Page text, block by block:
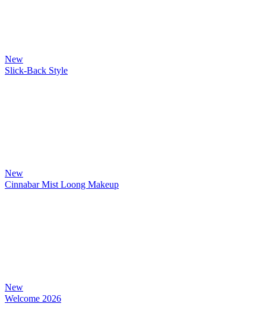
New
Slick-Back Style
New
Cinnabar Mist Loong Makeup
New
Welcome 2026